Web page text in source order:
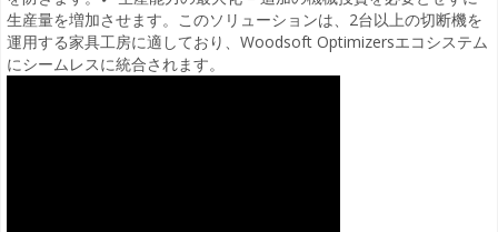
生産量を増加させます。このソリューションは、2台以上の切断機を
運用する家具工房に適しており、Woodsoft Optimizersエコシステム
にシームレスに統合されます。